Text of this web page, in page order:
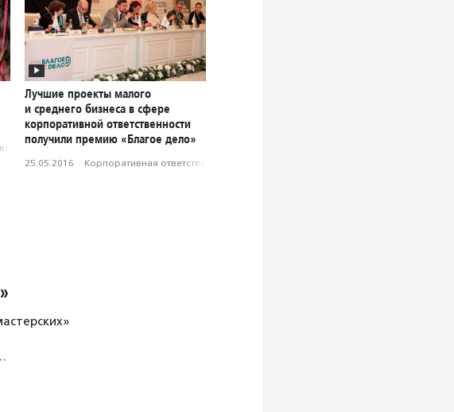
Лучшие проекты малого
и среднего бизнеса в сфере
корпоративной ответственности
получили премию «Благое дело»
25.05.2016 · Корпоративная ответственность